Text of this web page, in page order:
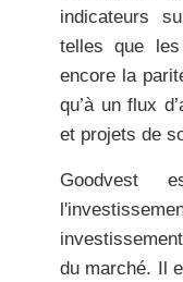
indicateurs
telles que
encore la
qu’à un flux
et projets de
Goodvest
du marché. Il